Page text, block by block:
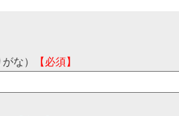
な） 【必須】